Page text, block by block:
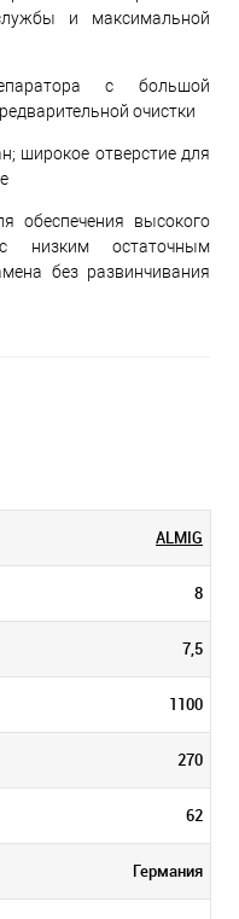
и максимальной
с большой
очистки
широкое отверстие для
обеспечения высокого
низким остаточным
без развинчивания
ALMIG
8
7,5
1100
270
62
Германия